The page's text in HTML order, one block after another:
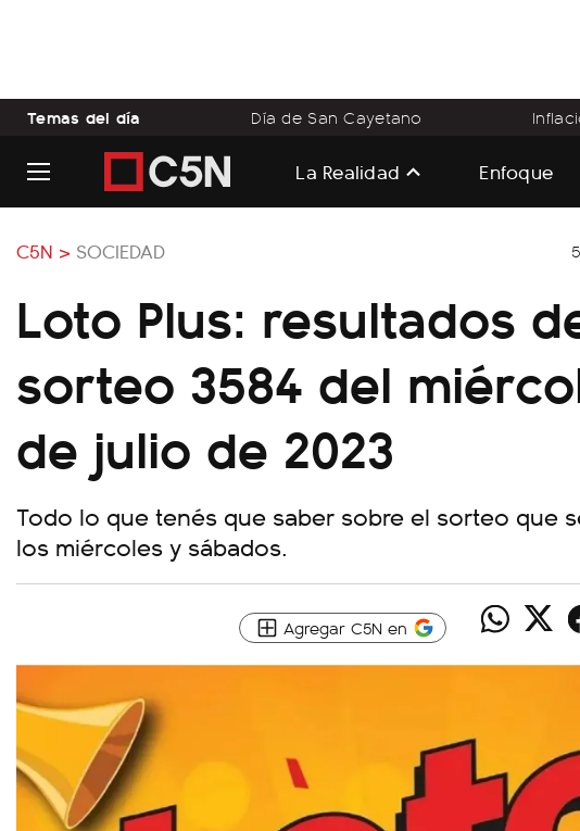
Temas del día Día de San Cayetano
La Realidad Enfoque
C5N > SOCIEDAD
Loto Plus: resultados
sorteo 3584 del
de julio de 2023
Todo lo que tenés que saber sobre el sorteo que
los miércoles y sábados.
Agregar C5N en